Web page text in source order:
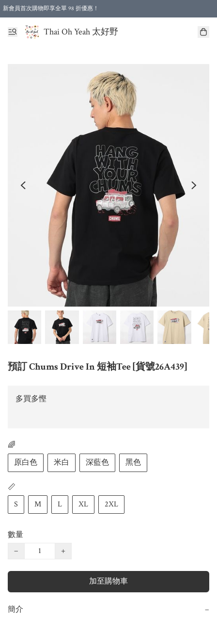
新會員首次購物即享全單 98 折優惠！
特選會員可享全單低至 96 折優惠！
Thai Oh Yeah 太好野
預訂 Chums Drive In 短袖Tee [貨號26A439]
多買多慳
🌈
原白色
米白 深藍色 黑色
📏
S
M L XL 2XL
數量
−
+
加至購物車
簡介 −